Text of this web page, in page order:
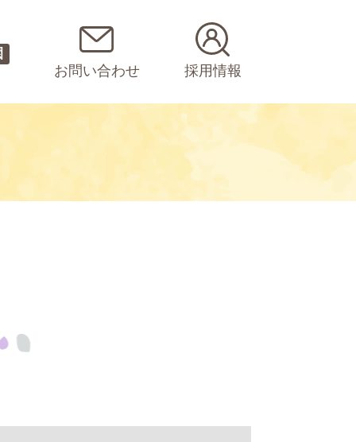
お問い合わせ 採用情報